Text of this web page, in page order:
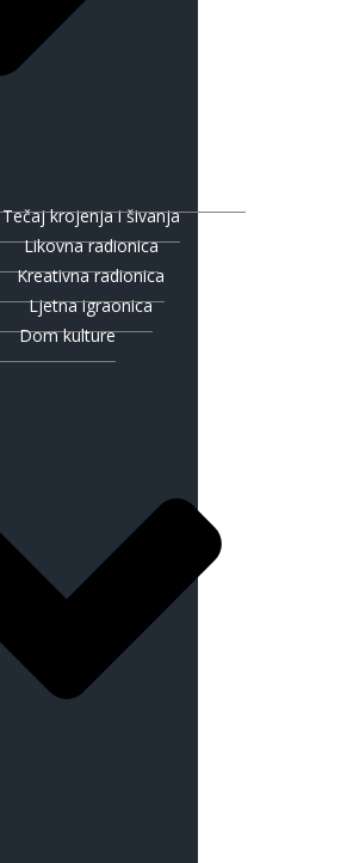
Tečaj krojenja i šivanja
Likovna radionica
Kreativna radionica
Ljetna igraonica
Dom kulture